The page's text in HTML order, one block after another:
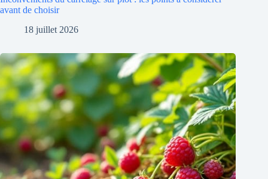
avant de choisir
18 juillet 2026